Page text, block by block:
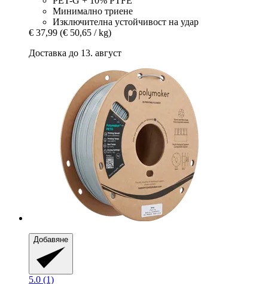
Минимално триене
Изключителна устойчивост на удар
€ 37,99 (€ 50,65 / kg)
Доставка до 13. август
Добавяне
5.0 (1)